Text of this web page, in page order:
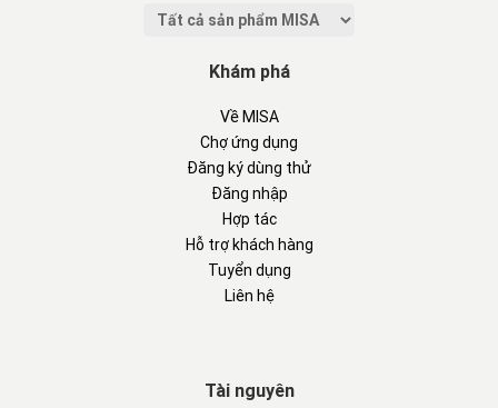
Khám phá
Về MISA
Chợ ứng dụng
Đăng ký dùng thử
Đăng nhập
Hợp tác
Hỗ trợ khách hàng
Tuyển dụng
Liên hệ
Tài nguyên